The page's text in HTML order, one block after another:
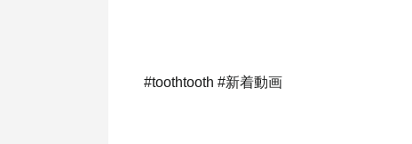
#toothtooth #新着動画